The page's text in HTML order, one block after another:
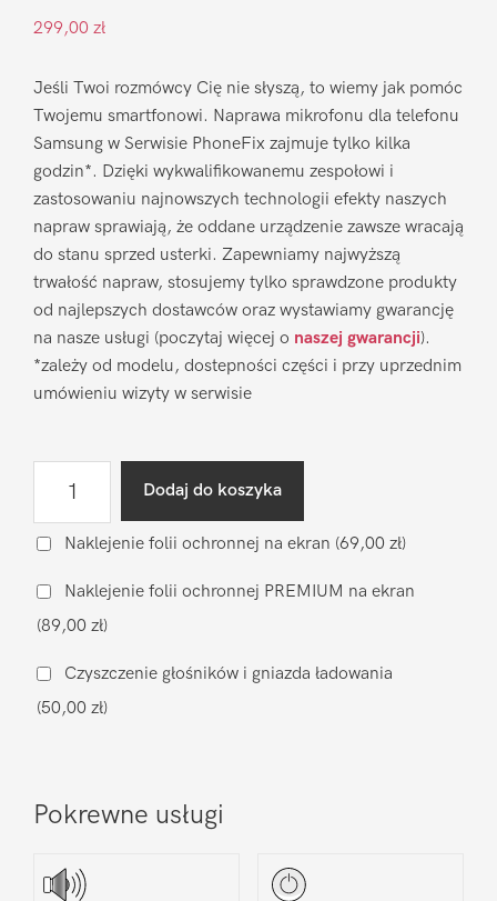
299,00 zł
Jeśli Twoi rozmówcy Cię nie słyszą, to wiemy jak pomóc
Twojemu smartfonowi. Naprawa mikrofonu dla telefonu
Samsung w Serwisie PhoneFix zajmuje tylko kilka
godzin*. Dzięki wykwalifikowanemu zespołowi i
zastosowaniu najnowszych technologii efekty naszych
napraw sprawiają, że oddane urządzenie zawsze wracają
do stanu sprzed usterki. Zapewniamy najwyższą
trwałość napraw, stosujemy tylko sprawdzone produkty
od najlepszych dostawców oraz wystawiamy gwarancję
na nasze usługi (poczytaj więcej o naszej gwarancji).
*zależy od modelu, dostepności części i przy uprzednim
umówieniu wizyty w serwisie
mikrofonu
Galaxy
Z
Flip
6
Dodaj do koszyka
Naklejenie folii ochronnej na ekran (69,00 zł)
Naklejenie folii ochronnej PREMIUM na ekran
(89,00 zł)
Czyszczenie głośników i gniazda ładowania
(50,00 zł)
Pokrewne usługi